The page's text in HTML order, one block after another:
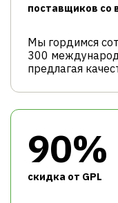
поставщиков со
Мы гордимся
300
предлагая
90%
cкидка от GPL